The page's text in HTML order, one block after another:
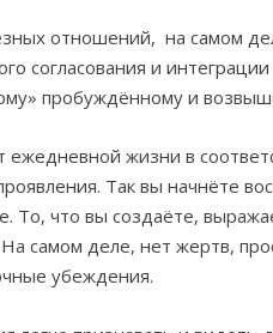
отношений, на самом
согласования и
пробуждённому и
жизни в
Так вы начнёте
То, что вы создаёте,
самом деле, нет жертв,
убеждения.